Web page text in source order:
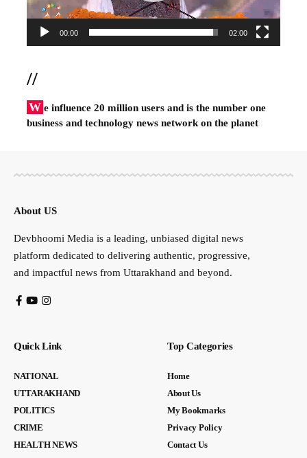
00:00 02:00
//
W e influence 20 million users and is the number one
business and technology news network on the planet
About US
Devbhoomi Media is a leading, unbiased digital news
platform dedicated to delivering authentic, progressive,
and impactful news from Uttarakhand and beyond.
Quick Link
NATIONAL
UTTARAKHAND
POLITICS
CRIME
HEALTH NEWS
Top Categories
Home
About Us
My Bookmarks
Privacy Policy
Contact Us